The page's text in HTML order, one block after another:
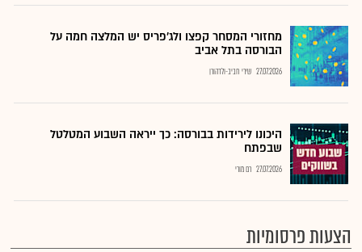
מחזורי המסחר קפצו ולג'פריס יש המלצה חמה על
הבורסה בתל אביב
27.07.2026 שירי חביב-ולדהורן
היכונו לירידות בבורסה: כך ייראה השבוע המטלטל
שבפתח
27.07.2026 רם מורי
הצעות פרסומיות